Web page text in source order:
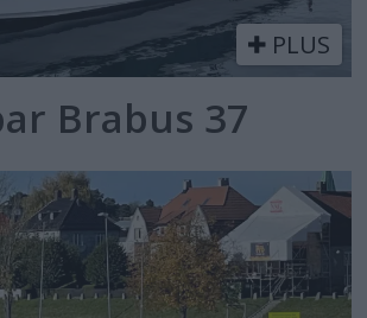
PLUS
Brabus 37